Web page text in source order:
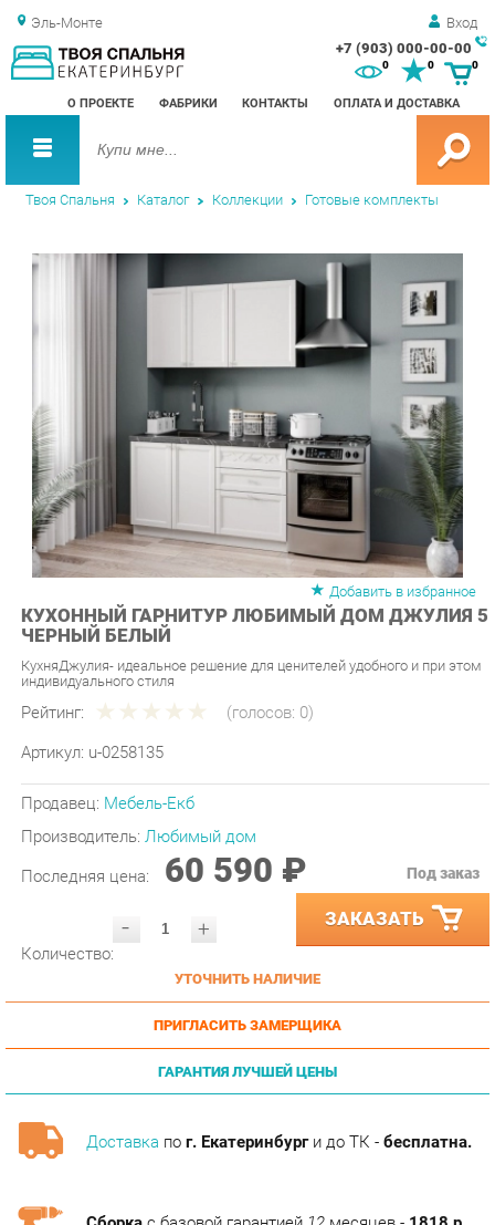
Эль-Монте Вход
+7 (903) 000-00-00
О ПРОЕКТЕ ФАБРИКИ КОНТАКТЫ ОПЛАТА И ДОСТАВКА
0 0
Твоя Спальня Каталог Коллекции Готовые комплекты
Добавить в избранное
КУХОННЫЙ ГАРНИТУР ЛЮБИМЫЙ ДОМ ДЖУЛИЯ 5
ЧЕРНЫЙ БЕЛЫЙ
КухняДжулия- идеальное решение для ценителей удобного и при этом
Рейтинг:
Артикул: u-0258135
Производитель:Любимый дом
Последняя цена: 60 590 ₽
- ЗАКАЗАТЬ
УТОЧНИТЬ НАЛИЧИЕ
ПРИГЛАСИТЬ ЗАМЕРЩИКА
ГАРАНТИЯ ЛУЧШЕЙ ЦЕНЫ
Доставкапог. Екатеринбурги до ТК -бесплатна.